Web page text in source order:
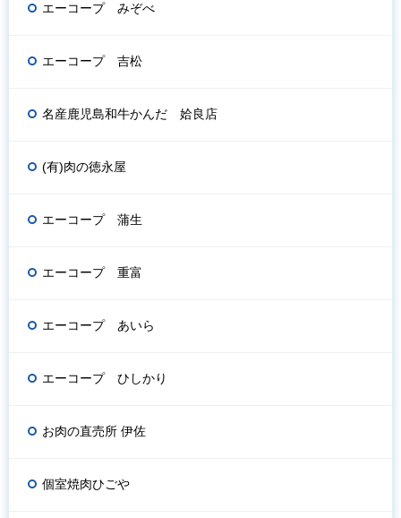
エーコープ みぞべ
エーコープ 吉松
名産鹿児島和牛かんだ 姶良店
(有)肉の徳永屋
エーコープ 蒲生
エーコープ 重富
エーコープ あいら
エーコープ ひしかり
お肉の直売所 伊佐
個室焼肉ひごや